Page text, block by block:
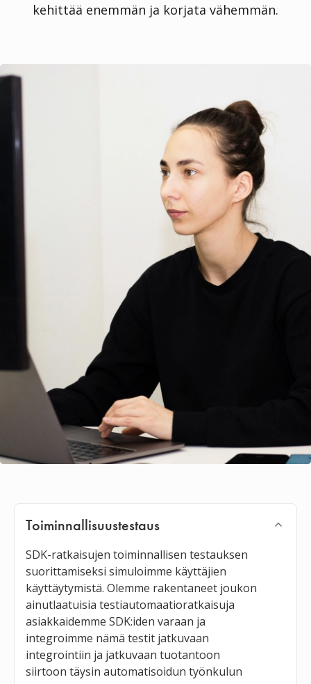
kehittää enemmän ja korjata vähemmän.
Toiminnallisuustestaus
SDK-ratkaisujen toiminnallisen testauksen
suorittamiseksi simuloimme käyttäjien
käyttäytymistä. Olemme rakentaneet joukon
ainutlaatuisia testiautomaatioratkaisuja
asiakkaidemme SDK:iden varaan ja
integroimme nämä testit jatkuvaan
integrointiin ja jatkuvaan tuotantoon
siirtoon täysin automatisoidun työnkulun